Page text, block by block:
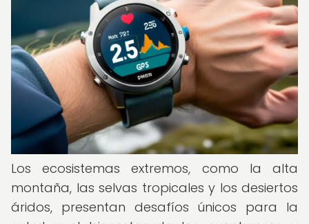
Los ecosistemas extremos, como la alta
montaña, las selvas tropicales y los desiertos
áridos, presentan desafíos únicos para la